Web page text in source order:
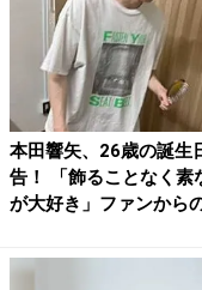
本田響矢、26歳の誕生
告！ 「飾ることなく素
が大好き」ファンから